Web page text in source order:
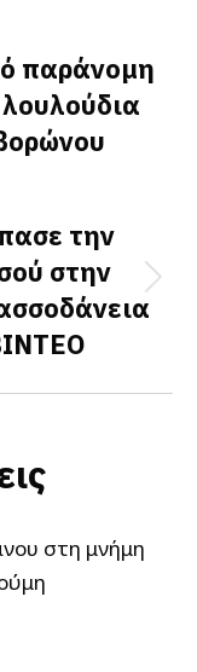
παράνομη
την
στην
στη μνήμη